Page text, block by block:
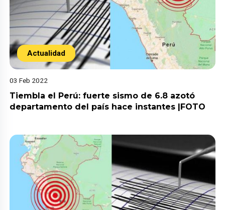
Actualidad
03 Feb 2022
Tiembla el Perú: fuerte sismo de 6.8 azotó
departamento del país hace instantes |FOTO